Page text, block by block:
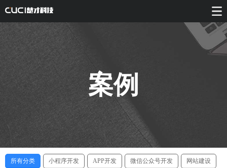
案例
所有分类 小程序开发 APP开发 微信公众号开发 网站建设